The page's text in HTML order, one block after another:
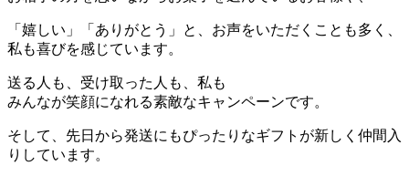
「嬉しい」「ありがとう」と、お声をいただくことも多く、
私も喜びを感じています。
送る人も、受け取った人も、私も
みんなが笑顔になれる素敵なキャンペーンです。
そして、先日から発送にもぴったりなギフトが新しく仲間入
りしています。